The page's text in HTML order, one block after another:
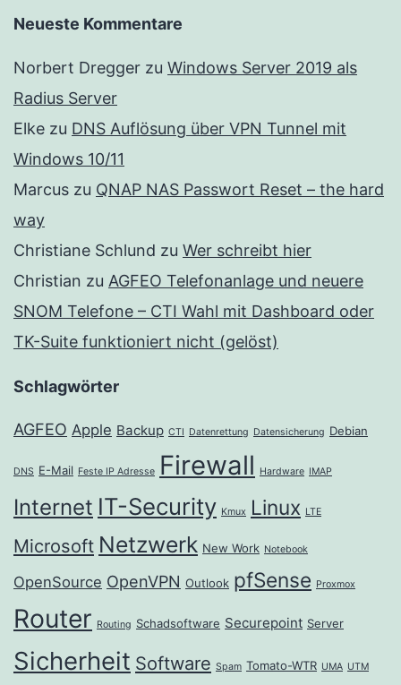
Neueste Kommentare
Norbert Dregger zu Windows Server 2019 als
Radius Server
Elke zu DNS Auflösung über VPN Tunnel mit
Windows 10/11
Marcus zu QNAP NAS Passwort Reset – the hard
way
Christiane Schlund zu Wer schreibt hier
Christian zu AGFEO Telefonanlage und neuere
SNOM Telefone – CTI Wahl mit Dashboard oder
TK-Suite funktioniert nicht (gelöst)
Schlagwörter
AGFEO Apple Backup CTI Datenrettung Datensicherung Debian
DNS E-Mail Feste IP Adresse Firewall Hardware IMAP
Internet IT-Security Kmux Linux LTE
Microsoft Netzwerk New Work Notebook
OpenSource OpenVPN Outlook pfSense Proxmox
Router Routing Schadsoftware Securepoint Server
Sicherheit Software Spam Tomato-WTR UMA UTM